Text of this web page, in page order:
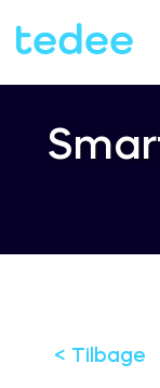
HVORDAN
Tedee GO
< Tilbage